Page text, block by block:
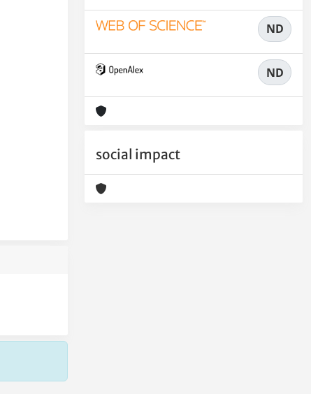
ND
ND
social impact